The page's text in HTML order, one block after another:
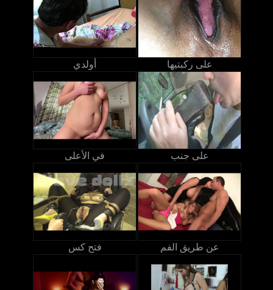
أولدي على ركبتيها
في الأعلى على جنب
فتح كس عن طريق الفم